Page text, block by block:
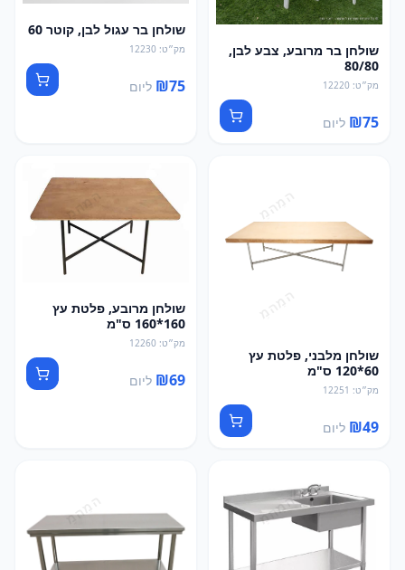
שולחן בר מרובע, צבע לבן,
80/80
מק״ט:
12220
₪75 ליום
שולחן בר עגול לבן, קוטר 60
מק״ט:
12230
₪75 ליום
שולחן מלבני, פלטת עץ
60*120 ס"מ
מק״ט:
12251
₪49 ליום
שולחן מרובע, פלטת עץ
160*160 ס"מ
מק״ט:
12260
₪69 ליום